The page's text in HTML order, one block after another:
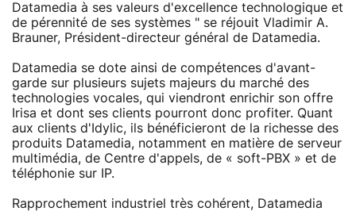
Datamedia à ses valeurs d'excellence technologique et
de pérennité de ses systèmes " se réjouit Vladimir A.
Brauner, Président-directeur général de Datamedia.
Datamedia se dote ainsi de compétences d'avant-
garde sur plusieurs sujets majeurs du marché des
technologies vocales, qui viendront enrichir son offre
Irisa et dont ses clients pourront donc profiter. Quant
aux clients d'Idylic, ils bénéficieront de la richesse des
produits Datamedia, notamment en matière de serveur
multimédia, de Centre d'appels, de « soft-PBX » et de
téléphonie sur IP.
Rapprochement industriel très cohérent, Datamedia